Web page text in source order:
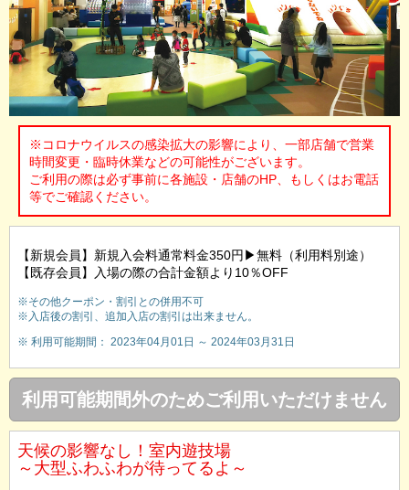
※コロナウイルスの感染拡大の影響により、一部店舗で営業
時間変更・臨時休業などの可能性がございます。
ご利用の際は必ず事前に各施設・店舗のHP、もしくはお電話
等でご確認ください。
【新規会員】新規入会料通常料金350円▶無料（利用料別途）
【既存会員】入場の際の合計金額より10％OFF
※その他クーポン・割引との併用不可
※入店後の割引、追加入店の割引は出来ません。
※ 利用可能期間： 2023年04月01日 ～ 2024年03月31日
利用可能期間外のためご利用いただけません
天候の影響なし！室内遊技場
～大型ふわふわが待ってるよ～